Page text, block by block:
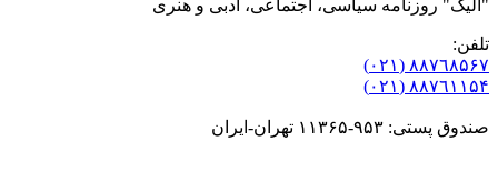
"آلیک" روزنامه سیاسی، اجتماعی، ادبی و هنری
تلفن:
٨۸٧٦٨۵۶۷ (٠٢١)
٨۸٧٦۱۱۵۴ (٠٢١)
صندوق پستی: ۹۵۳-۱۱۳۶۵ تهران-ایران